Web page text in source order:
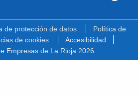
de protección de datos
Política de
de cookies
Accesibilidad
Empresas de La Rioja 2026